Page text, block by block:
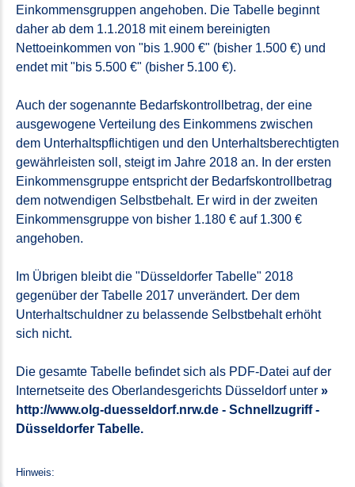
Einkommensgruppen angehoben. Die Tabelle beginnt
daher ab dem 1.1.2018 mit einem bereinigten
Nettoeinkommen von "bis 1.900 €" (bisher 1.500 €) und
endet mit "bis 5.500 €" (bisher 5.100 €).
Auch der sogenannte Bedarfskontrollbetrag, der eine
ausgewogene Verteilung des Einkommens zwischen
dem Unterhaltspflichtigen und den Unterhaltsberechtigten
gewährleisten soll, steigt im Jahre 2018 an. In der ersten
Einkommensgruppe entspricht der Bedarfskontrollbetrag
dem notwendigen Selbstbehalt. Er wird in der zweiten
Einkommensgruppe von bisher 1.180 € auf 1.300 €
angehoben.
Im Übrigen bleibt die "Düsseldorfer Tabelle" 2018
gegenüber der Tabelle 2017 unverändert. Der dem
Unterhaltschuldner zu belassende Selbstbehalt erhöht
sich nicht.
Die gesamte Tabelle befindet sich als PDF-Datei auf der
Internetseite des Oberlandesgerichts Düsseldorf unter
http://www.olg-duesseldorf.nrw.de - Schnellzugriff -
Düsseldorfer Tabelle.
Hinweis: